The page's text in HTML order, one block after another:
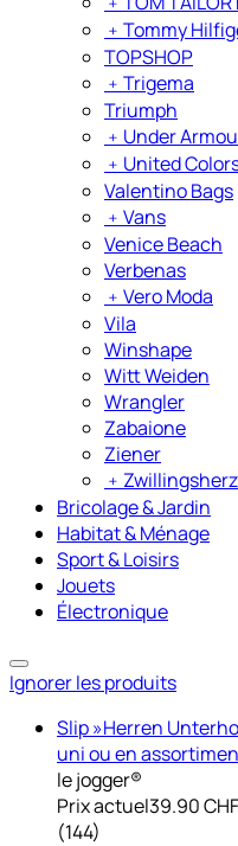
﹢ Tommy
TOPSHOP
﹢ Trigema
Triumph
﹢ Under
﹢ United
Valentino Bags
﹢ Vans
Venice Beach
Verbenas
﹢ Vero Moda
Vila
Winshape
Witt Weiden
Wrangler
Zabaione
Ziener
﹢ Zwillingsherz
Bricolage & Jardin
Habitat & Ménage
Sport & Loisirs
Jouets
Électronique
Ignorer les produits
Slip »Herren
uni ou en
le jogger®
Prix actuel39.90 CHF
(144)